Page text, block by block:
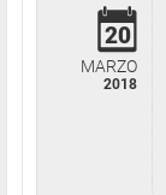
20
MARZO
2018